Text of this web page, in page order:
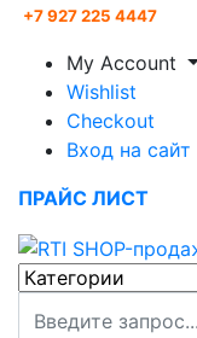
+7 927 225 4447
My Account
Wishlist
Checkout
Вход на сайт
ПРАЙС ЛИСТ